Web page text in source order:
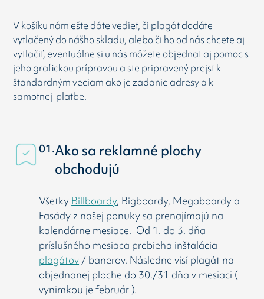
V košíku nám ešte dáte vedieť, či plagát dodáte
vytlačený do nášho skladu, alebo či ho od nás chcete aj
vytlačiť, eventuálne si u nás môžete objednat aj pomoc s
jeho grafickou prípravou a ste pripravený prejsť k
štandardným veciam ako je zadanie adresy a k
samotnej platbe.
01.Ako sa reklamné plochy
obchodujú
Všetky Billboardy, Bigboardy, Megaboardy a
Fasády z našej ponuky sa prenajímajú na
kalendárne mesiace. Od 1. do 3. dňa
príslušného mesiaca prebieha inštalácia
plagátov / banerov. Následne visí plagát na
objednanej ploche do 30./31 dňa v mesiaci (
vynimkou je február ).